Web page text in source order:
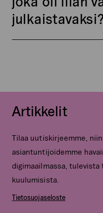
Artikkelit
Tilaa uutiskirjeemme,
asiantuntijoidemme
digimaailmassa,
kuulumisista.
Tietosuojaseloste